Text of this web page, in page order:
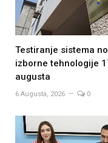
Testiranje sistema
izborne tehnologije
augusta
6 Augusta, 2026 0